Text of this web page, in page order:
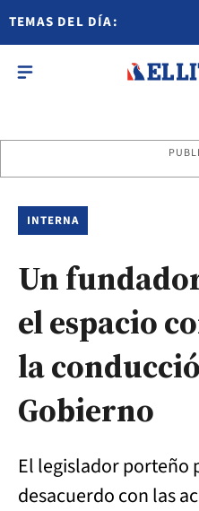
TEMAS DEL DÍA:
INTERNA
Un
el espacio
la
Gobierno
El legislador porteño
desacuerdo con las